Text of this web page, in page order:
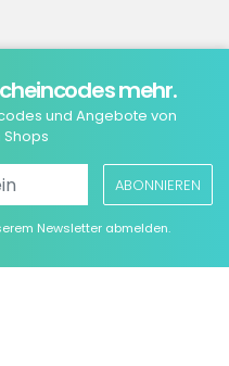
mehr.
und Angebote von
ABONNIEREN
Newsletter abmelden.